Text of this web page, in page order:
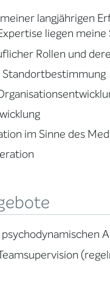
langjährigen
liegen
Rollen und
im Sinne des